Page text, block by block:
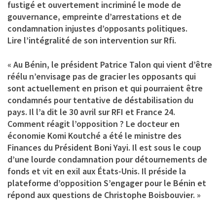
fustigé et ouvertement incriminé le mode de
gouvernance, empreinte d’arrestations et de
condamnation injustes d’opposants politiques.
Lire l’intégralité de son intervention sur Rfi.
« Au Bénin, le président Patrice Talon qui vient d’être
réélu n’envisage pas de gracier les opposants qui
sont actuellement en prison et qui pourraient être
condamnés pour tentative de déstabilisation du
pays. Il l’a dit le 30 avril sur RFI et France 24.
Comment réagit l’opposition ? Le docteur en
économie Komi Koutché a été le ministre des
Finances du Président Boni Yayi. Il est sous le coup
d’une lourde condamnation pour détournements de
fonds et vit en exil aux États-Unis. Il préside la
plateforme d’opposition S’engager pour le Bénin et
répond aux questions de Christophe Boisbouvier. »